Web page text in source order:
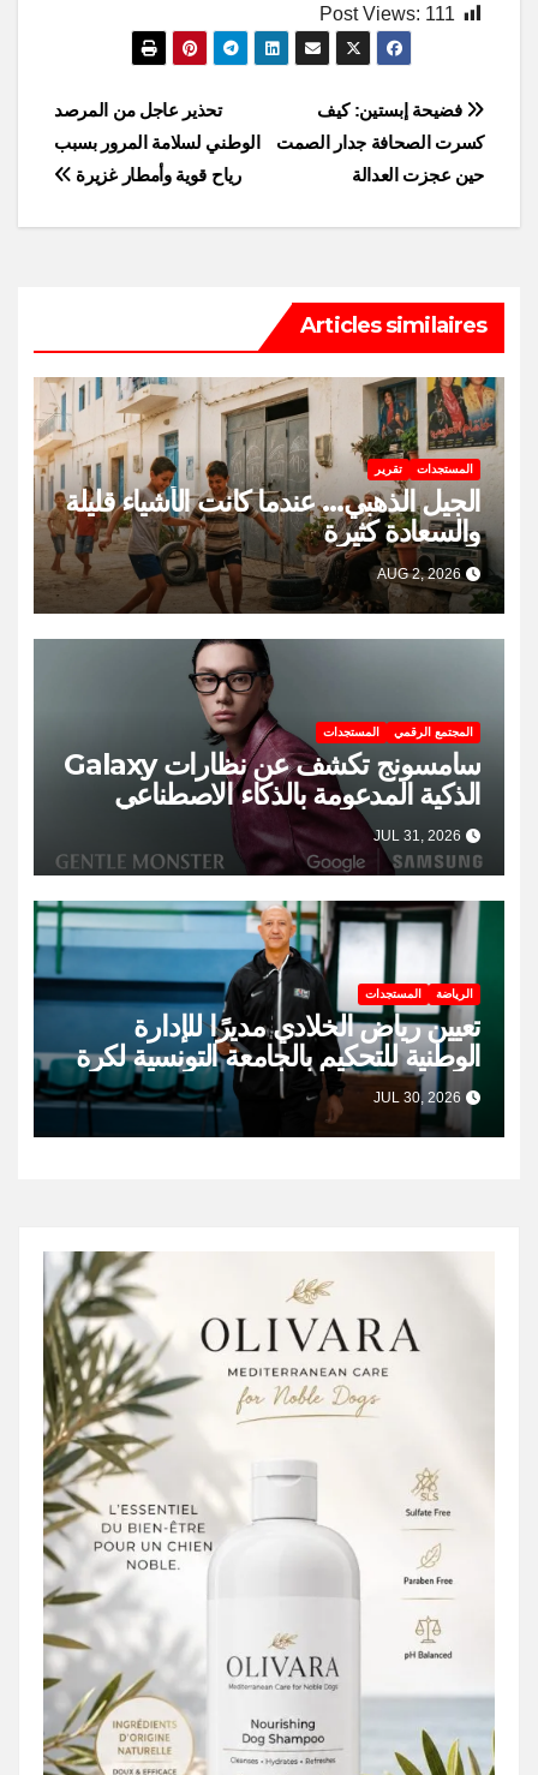
Post Views: 111
Post
navigation
تحذير عاجل من المرصد
الوطني لسلامة المرور بسبب
رياح قوية وأمطار غزيرة
فضيحة إبستين: كيف
كسرت الصحافة جدار الصمت
حين عجزت العدالة
Articles similaires
المستجدات تقرير
الجيل الذهبي… عندما كانت الأشياء قليلة
والسعادة كثيرة
AUG 2, 2026
المجتمع الرقمي المستجدات
سامسونج تكشف عن نظارات Galaxy
الذكية المدعومة بالذكاء الاصطناعي
JUL 31, 2026
الرياضة المستجدات
تعيين رياض الخلادي مديرًا للإدارة
الوطنية للتحكيم بالجامعة التونسية لكرة
السلة
JUL 30, 2026